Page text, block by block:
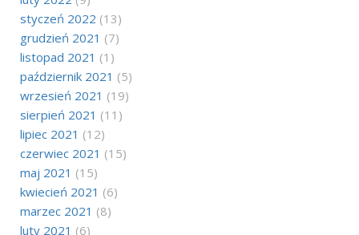
styczeń 2022 (13)
grudzień 2021 (7)
listopad 2021 (1)
październik 2021 (5)
wrzesień 2021 (19)
sierpień 2021 (11)
lipiec 2021 (12)
czerwiec 2021 (15)
maj 2021 (15)
kwiecień 2021 (6)
marzec 2021 (8)
luty 2021 (6)